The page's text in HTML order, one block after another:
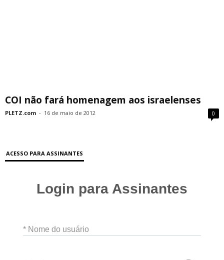
COI não fará homenagem aos israelenses
PLETZ.com - 16 de maio de 2012 0
ACESSO PARA ASSINANTES
Login para Assinantes
* Nome do usuário